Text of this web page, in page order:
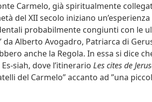
Carmelo, già spiritualmente
del XII secolo iniziano
probabilmente congiunti con le
da Alberto Avogadro, Patriarca di
anche la Regola. In essa si dice
siah, dove l’itinerario Les cites de
del Carmelo” accanto ad ”una